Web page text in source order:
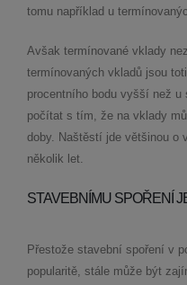
tomu například u
Avšak termínované vklady
termínovaných vkladů jsou
procentního bodu vyšší než
počítat s tím, že na vklady
doby. Naštěstí jde většinou o
několik let.
STAVEBNÍMU SPOŘENÍ
Přestože stavební spoření v
popularitě, stále může být